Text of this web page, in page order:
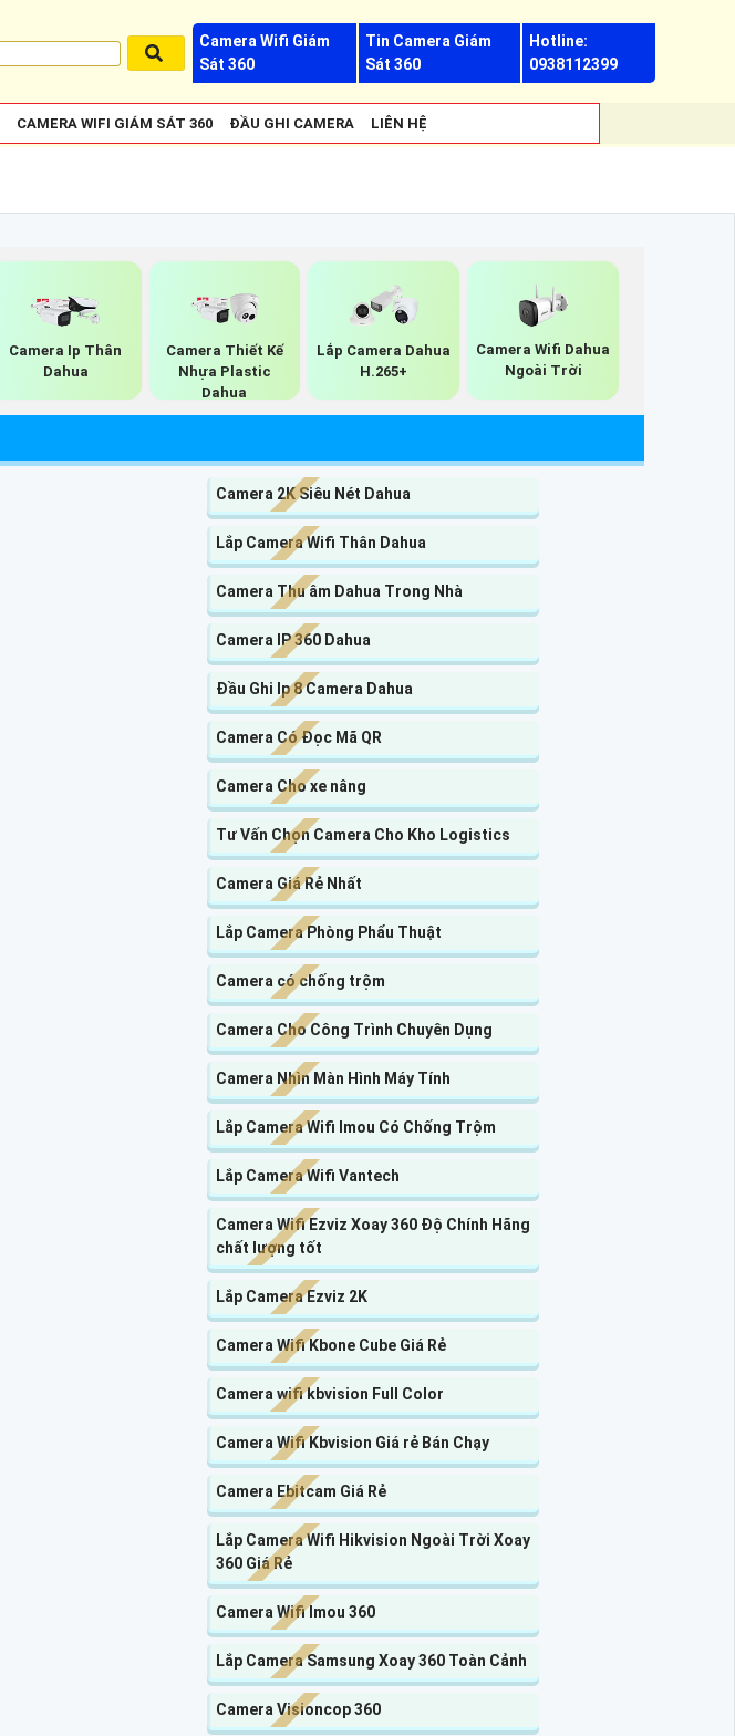
Camera Wifi Giám
Sát 360
Tin Camera Giám
Sát 360
Hotline:
0938112399
CAMERA WIFI GIÁM SÁT 360 ĐẦU GHI CAMERA LIÊN HỆ
Camera Ip Thân
Dahua
Camera Thiết Kế
Nhựa Plastic
Dahua
Lắp Camera Dahua
H.265+
Camera Wifi Dahua
Ngoài Trời
Camera 2K Siêu Nét Dahua
Lắp Camera Wifi Thân Dahua
Camera Thu âm Dahua Trong Nhà
Camera IP 360 Dahua
Đầu Ghi Ip 8 Camera Dahua
Camera Có Đọc Mã QR
Camera Cho xe nâng
Tư Vấn Chọn Camera Cho Kho Logistics
Camera Giá Rẻ Nhất
Lắp Camera Phòng Phẩu Thuật
Camera có chống trộm
Camera Cho Công Trình Chuyên Dụng
Camera Nhìn Màn Hình Máy Tính
Lắp Camera Wifi Imou Có Chống Trộm
Lắp Camera Wifi Vantech
Camera Wifi Ezviz Xoay 360 Độ Chính Hãng
chất lượng tốt
Lắp Camera Ezviz 2K
Camera Wifi Kbone Cube Giá Rẻ
Camera wifi kbvision Full Color
Camera Wifi Kbvision Giá rẻ Bán Chạy
Camera Ebitcam Giá Rẻ
Lắp Camera Wifi Hikvision Ngoài Trời Xoay
360 Giá Rẻ
Camera Wifi Imou 360
Lắp Camera Samsung Xoay 360 Toàn Cảnh
Camera Visioncop 360